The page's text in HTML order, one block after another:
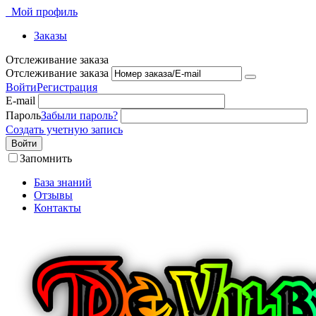
Мой профиль
Заказы
Отслеживание заказа
Отслеживание заказа
ВойтиРегистрация
E-mail
ПарольЗабыли пароль?
Создать учетную запись
Войти
Запомнить
База знаний
Отзывы
Контакты